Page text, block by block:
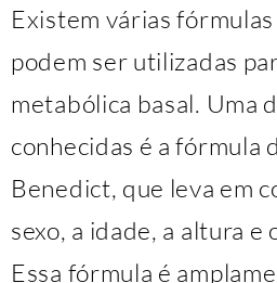
Existem várias
podem ser utilizadas
metabólica basal. Uma
conhecidas é a fórmula
Benedict, que leva em
sexo, a idade, a altura e
Essa fórmula é